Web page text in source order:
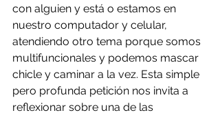
con alguien y está o estamos en
nuestro computador y celular,
atendiendo otro tema porque somos
multifuncionales y podemos mascar
chicle y caminar a la vez. Esta simple
pero profunda petición nos invita a
reflexionar sobre una de las